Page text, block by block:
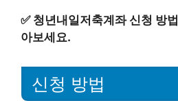
✅ 청년내일저축계좌 신청 방
아보세요.
신청 방법